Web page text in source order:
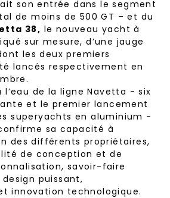
son entrée dans le segment
de moins de 500 GT – et du
38, le nouveau yacht à
sur mesure, d’une jauge
les deux premiers
lancés respectivement en
l’eau de la ligne Navetta - six
et le premier lancement
superyachts en aluminium -
sa capacité à
des différents propriétaires,
de conception et de
savoir-faire
puissant,
innovation technologique.